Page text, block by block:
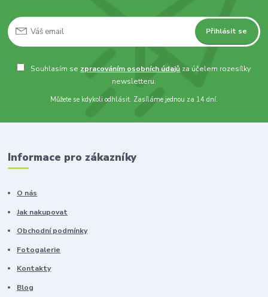
Přihlásit se
Souhlasím se zpracováním osobních údajů za účelem rozesílky
newsletteru.
Můžete se kdykoli odhlásit. Zasíláme jednou za 14 dní.
Informace pro zákazníky
O nás
Jak nakupovat
Obchodní podmínky
Fotogalerie
Kontakty
Blog